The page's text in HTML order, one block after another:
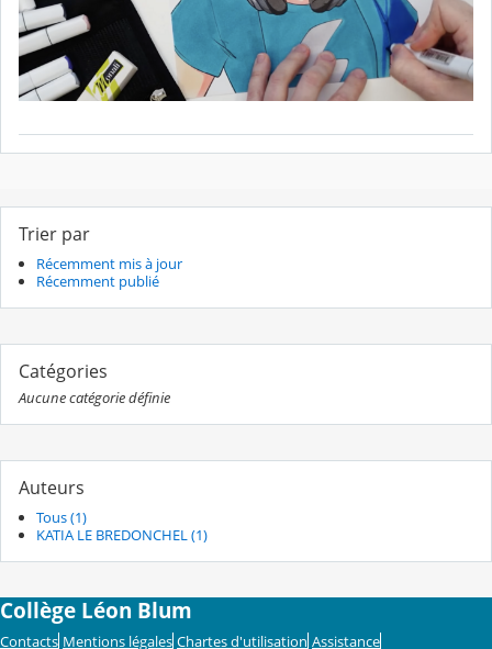
Trier par
Récemment mis à jour
Récemment publié
Catégories
Aucune catégorie définie
Auteurs
Tous (1)
KATIA LE BREDONCHEL (1)
Collège Léon Blum
Contacts Mentions légales Chartes d'utilisation Assistance